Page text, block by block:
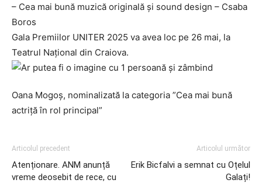
– Cea mai bună muzică originală și sound design – Csaba
Boros
Gala Premiilor UNITER 2025 va avea loc pe 26 mai, la
Teatrul Național din Craiova.
Oana Mogoș, nominalizată la categoria ”Cea mai bună
actriță în rol principal”
Articolul precedent
Atenționare. ANM anunță
vreme deosebit de rece, cu
Articolul următor
Erik Bicfalvi a semnat cu Oțelul
Galați!